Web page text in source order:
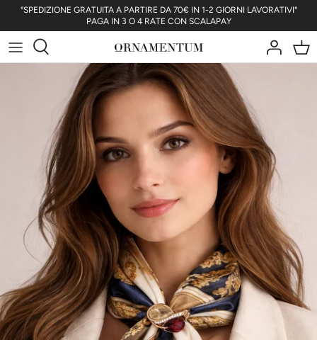
Salta
contenuto
°SPEDIZIONE GRATUITA A PARTIRE DA 70€ IN 1-2 GIORNI LAVORATIVI°
PAGA IN 3 O 4 RATE CON SCALAPAY